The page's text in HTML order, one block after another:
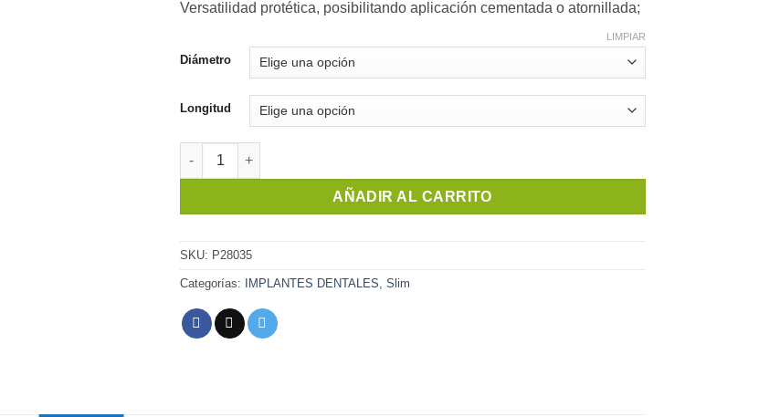
Versatilidad protética, posibilitando aplicación cementada o atornillada;
Diámetro
Longitud
LIMPIAR
Implante Slim Pilar | Implacil cantidad
AÑADIR AL CARRITO
SKU: P28035
Categorías: IMPLANTES DENTALES Slim